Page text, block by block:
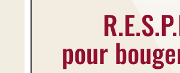
pour